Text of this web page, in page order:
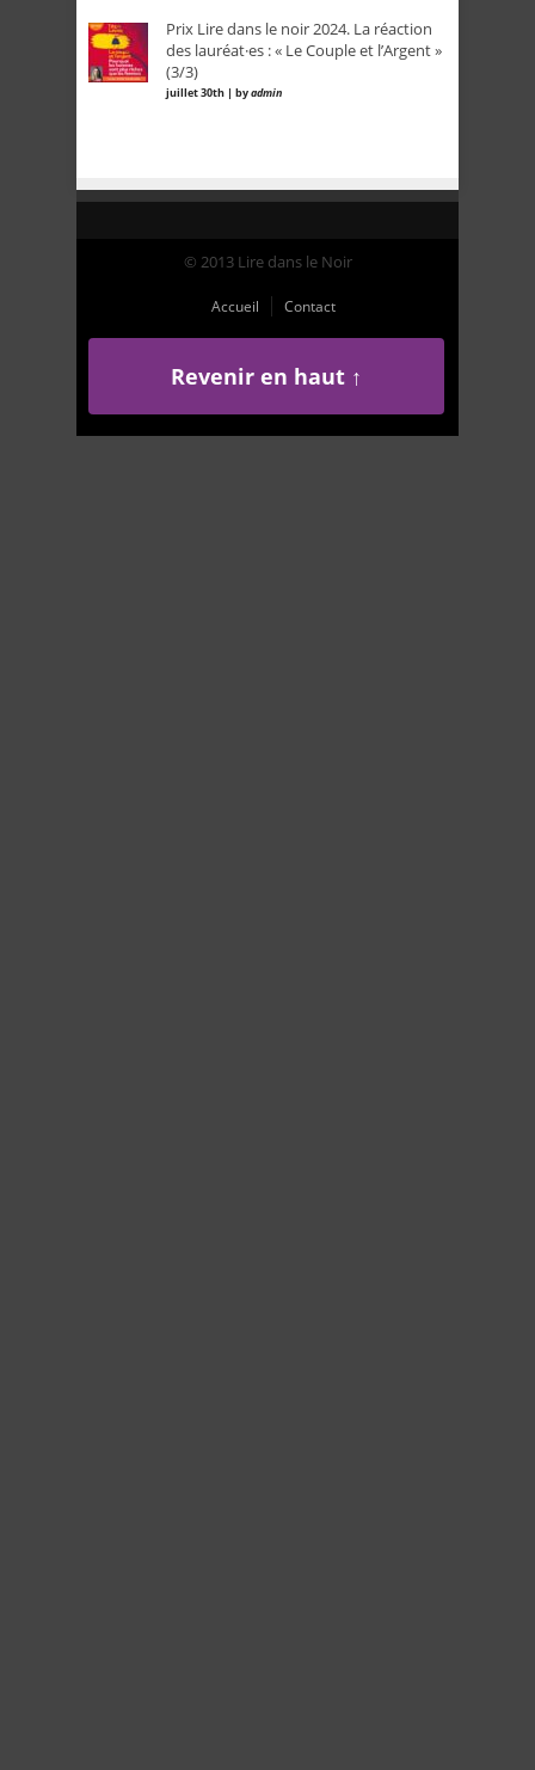
Prix Lire dans le noir 2024. La réaction
des lauréat·es : « Le Couple et l’Argent »
(3/3)
juillet 30th | byadmin
© 2013 Lire dans le Noir
Accueil Contact
Revenir en haut ↑